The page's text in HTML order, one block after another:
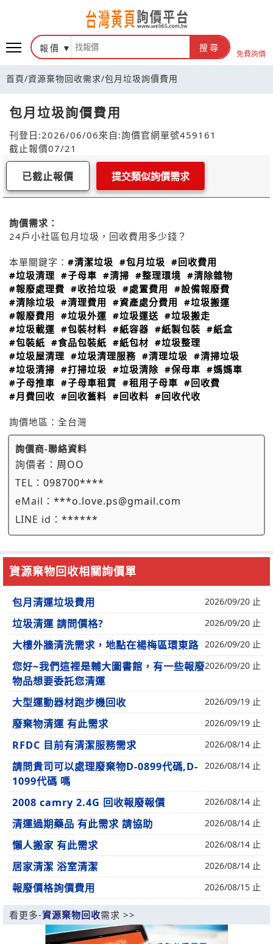
報價 搜尋
免費詢價
首頁/資源棄物回收需求/包月垃圾詢價費用
包月垃圾詢價費用
刊登日:2026/06/06來自:詢價官網單號459161
截止報價07/21
已截止報價 提交類似詢價需求
詢價需求：
24戶小社區包月垃圾，回收費用多少錢？
本單關鍵字： #清潔垃圾 #包月垃圾 #回收費用
#垃圾清理 #子母車 #清掃 #整理環境 #清除雜物
#報廢處理費 #收拾垃圾 #處置費用 #設備報廢費
#清除垃圾 #清理費用 #資產處分費用 #垃圾搬運
#報廢費用 #垃圾外運 #垃圾運送 #垃圾搬走
#垃圾載運 #包裝材料 #紙容器 #紙製包裝 #紙盒
#包裝紙 #食品包裝紙 #紙包材 #垃圾整理
#垃圾屋清理 #垃圾清理服務 #清理垃圾 #清掃垃圾
#垃圾清掃 #打掃垃圾 #垃圾清除 #保母車 #媽媽車
#子母推車 #子母車租賃 #租用子母車 #回收費
#月費回收 #回收舊料 #回收料 #回收代收
詢價地區： 全台灣
詢價商-聯絡資料
詢價者： 周OO
TEL： 098700****
eMail： ***o.love.ps@gmail.com
LINE id： ******
資源棄物回收相關詢價單
包月清運垃圾費用 2026/09/20 止
垃圾清運 請問價格? 2026/09/20 止
大樓外牆清洗需求，地點在楊梅區環東路 2026/09/20 止
您好~我們這裡是輔大圖書館，有一些報廢
物品想要委託您清運
2026/09/20 止
大型運動器材跑步機回收 2026/09/19 止
廢棄物清運 有此需求 2026/09/19 止
RFDC 目前有清潔服務需求 2026/08/14 止
請問貴司可以處理廢棄物D-0899代碼,D-
1099代碼 嗎
2026/08/14 止
2008 camry 2.4G 回收報廢報價 2026/08/14 止
清運過期藥品 有此需求 請協助 2026/08/14 止
懶人搬家 有此需求 2026/08/14 止
居家清潔 浴室清潔 2026/08/14 止
報廢價格詢價費用 2026/08/15 止
看更多-資源棄物回收需求 >>